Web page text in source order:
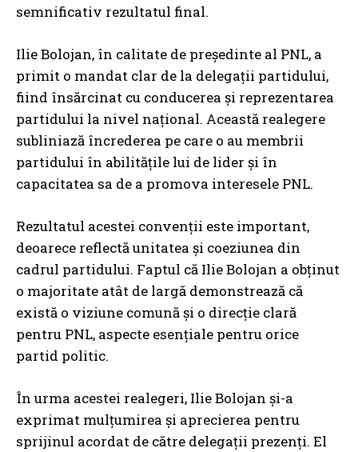
semnificativ rezultatul final.
Ilie Bolojan, în calitate de președinte al PNL, a
primit o mandat clar de la delegații partidului,
fiind însărcinat cu conducerea și reprezentarea
partidului la nivel național. Această realegere
subliniază încrederea pe care o au membrii
partidului în abilitățile lui de lider și în
capacitatea sa de a promova interesele PNL.
Rezultatul acestei convenții este important,
deoarece reflectă unitatea și coeziunea din
cadrul partidului. Faptul că Ilie Bolojan a obținut
o majoritate atât de largă demonstrează că
există o viziune comună și o direcție clară
pentru PNL, aspecte esențiale pentru orice
partid politic.
În urma acestei realegeri, Ilie Bolojan și-a
exprimat mulțumirea și aprecierea pentru
sprijinul acordat de către delegații prezenți. El